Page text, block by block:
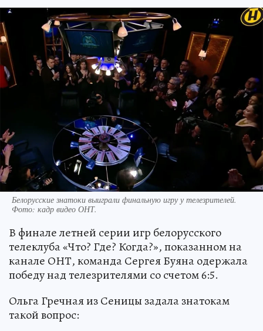
Белорусские знатоки выиграли финальную игру у телезрителей.
Фото: кадр видео ОНТ.
В финале летней серии игр белорусского
телеклуба «Что? Где? Когда?», показанном на
канале ОНТ, команда Сергея Буяна одержала
победу над телезрителями со счетом 6:5.
Ольга Гречная из Сеницы задала знатокам
такой вопрос: